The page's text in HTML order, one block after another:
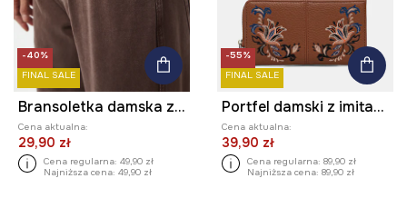
-40%
FINAL SALE
Bransoletka damska z ozdobnymi zawieszkami
Cena aktualna:
29,90 zł
Cena regularna: 49,90 zł
Najniższa cena: 49,90 zł
-55%
FINAL SALE
Portfel damski z imitacji skóry z ozdobnym haftem
Cena aktualna:
39,90 zł
Cena regularna: 89,90 zł
Najniższa cena: 89,90 zł